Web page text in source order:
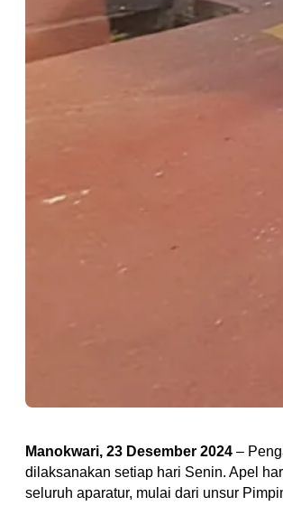
Manokwari, 23 Desember 2024 –
dilaksanakan setiap hari Senin. Apel
seluruh aparatur, mulai dari unsur